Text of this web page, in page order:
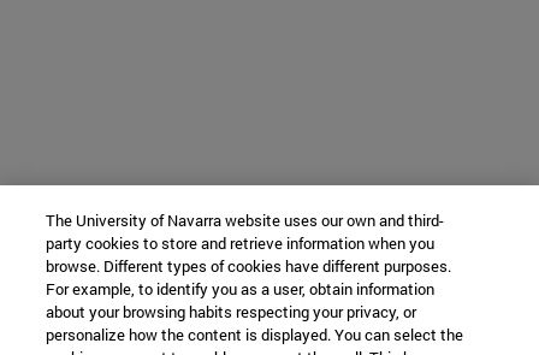
The University of Navarra website uses our own and third-
party cookies to store and retrieve information when you
browse. Different types of cookies have different purposes.
For example, to identify you as a user, obtain information
about your browsing habits respecting your privacy, or
personalize how the content is displayed. You can select the